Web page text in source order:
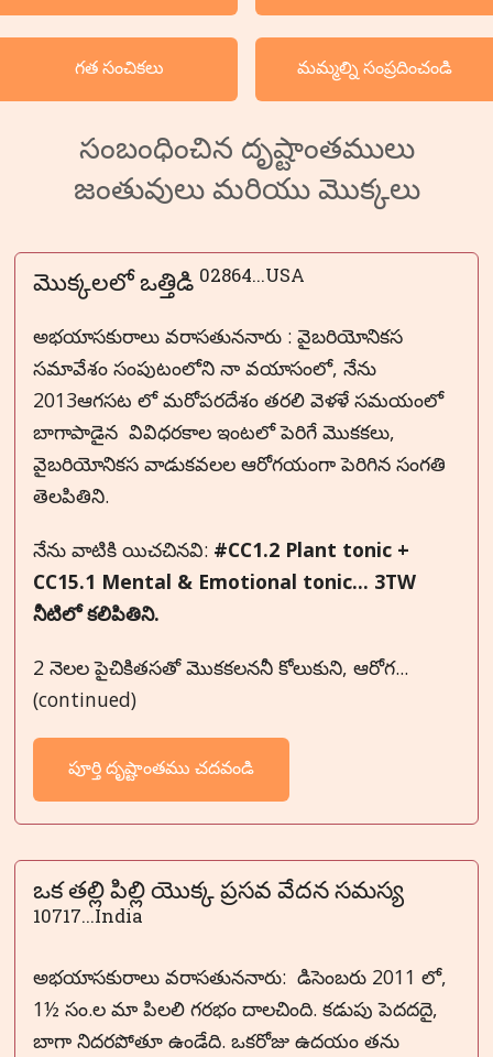
భాషలు
గత సంచికలు మమ్మల్ని సంప్రదించండి
సంబంధించిన దృష్టాంతములు
జంతువులు మరియు మొక్కలు
మొక్కలలో ఒత్తిడి 02864...USA
అభయాసకురాలు వరాసతుననారు : వైబరియోనికస
సమావేశం సంపుటంలోని నా వయాసంలో, నేను
2013ఆగసట లో మరోపరదేశం తరలి వెళళే సమయంలో
బాగాపాడైన వివిధరకాల ఇంటలో పెరిగే మొకకలు,
వైబరియోనికస వాడుకవలల ఆరోగయంగా పెరిగిన సంగతి
తెలపితిని.
నేను వాటికి యిచచినవి: #CC1.2 Plant tonic +
CC15.1 Mental & Emotional tonic... 3TW
నీటిలో కలిపితిని.
2 నెలల పైచికితసతో మొకకలననీ కోలుకుని, ఆరోగ...
(continued)
పూర్తి దృష్టాంతము చదవండి
ఒక తల్లి పిల్లి యొక్క ప్రసవ వేదన సమస్య
10717...India
అభయాసకురాలు వరాసతుననారు: డిసెంబరు 2011 లో,
1½ సం.ల మా పిలలి గరభం దాలచింది. కడుపు పెదదదై,
బాగా నిదరపోతూ ఉండేది. ఒకరోజు ఉదయం తను